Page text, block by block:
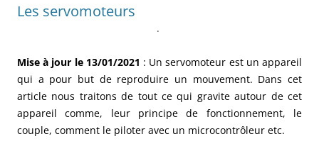
Les servomoteurs
.
Mise à jour le 13/01/2021 : Un servomoteur est un appareil
qui a pour but de reproduire un mouvement. Dans cet
article nous traitons de tout ce qui gravite autour de cet
appareil comme, leur principe de fonctionnement, le
couple, comment le piloter avec un microcontrôleur etc.